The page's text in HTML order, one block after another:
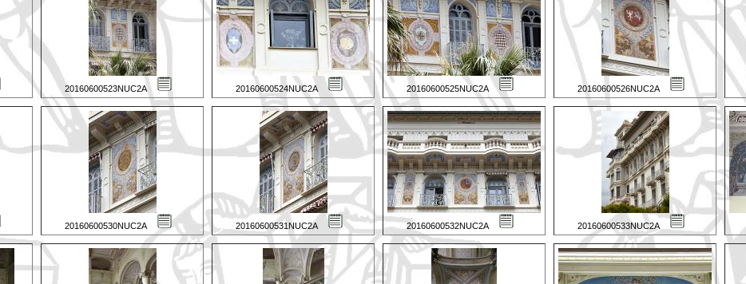
20160600523NUC2A 20160600524NUC2A 20160600525NUC2A 20160600526NUC2A
20160600530NUC2A 20160600531NUC2A 20160600532NUC2A 20160600533NUC2A